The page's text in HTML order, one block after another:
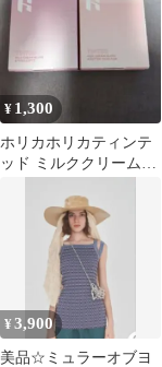
¥ 1,300
ホリカホリカティンテ
ッド ミルククリームブ
¥3,900
美品☆ミュラーオブヨ